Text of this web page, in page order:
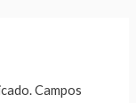
Campos